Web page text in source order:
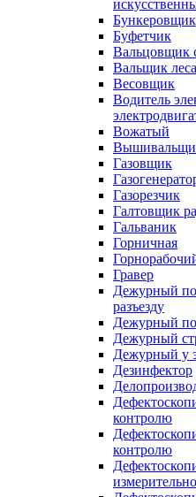
Бункеровщик
Буфетчик
Вальцовщик
Вальщик леса
Весовщик
Водитель
Вожатый
Газовщик
Газорезчик
Галтовщик
Гальваник
Горничная
Гравер
Дежурный
разъезду
Дежурный по
Дежурный
Дежурный у
Дезинфектор
контролю
контролю